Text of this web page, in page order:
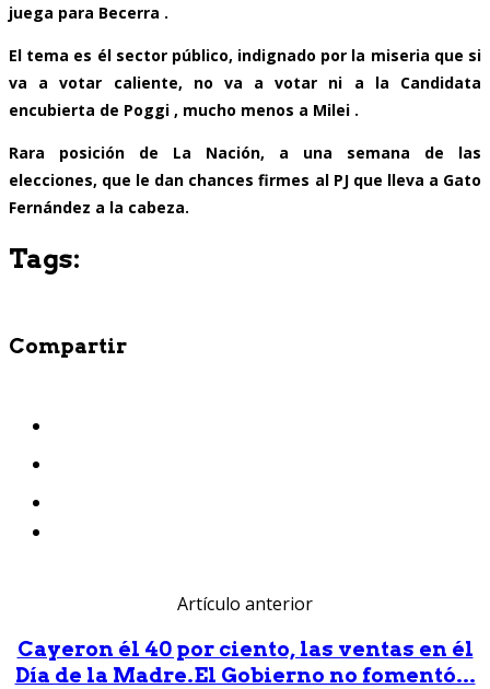
juega para Becerra .
El tema es él sector público, indignado por la miseria que si
va a votar caliente, no va a votar ni a la Candidata
encubierta de Poggi , mucho menos a Milei .
Rara posición de La Nación, a una semana de las
elecciones, que le dan chances firmes al PJ que lleva a Gato
Fernández a la cabeza.
Tags:
Compartir
Artículo anterior
Cayeron él 40 por ciento, las ventas en él
Día de la Madre.El Gobierno no fomentó...